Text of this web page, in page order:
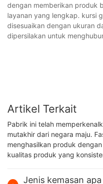
dengan memberikan produk
layanan yang lengkap. kursi
disesuaikan dengan ukuran
dipersilakan untuk
Artikel Terkait
Pabrik ini telah
mutakhir dari negara maju.
menghasilkan produk
kualitas produk yang
Jenis kemasan